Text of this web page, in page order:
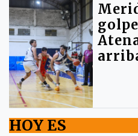
HOY ES